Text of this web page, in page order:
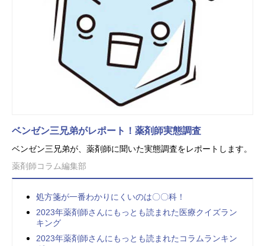
ベンゼン三兄弟がレポート！薬剤師実態調査
ベンゼン三兄弟が、薬剤師に聞いた実態調査をレポートします。
薬剤師コラム編集部
処方箋が一番わかりにくいのは〇〇科！
2023年薬剤師さんにもっとも読まれた医療クイズラン
キング
2023年薬剤師さんにもっとも読まれたコラムランキン